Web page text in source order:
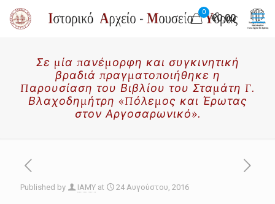
0
€0.00
Σε μία πανέμορφη και συγκινητική
βραδιά πραγματοποιήθηκε η
Παρουσίαση του Βιβλίου του Σταμάτη Γ.
Βλαχοδημήτρη «Πόλεμος και Έρωτας
στον Αργοσαρωνικό».
Published by IAMY at 24 Αυγούστου, 2016